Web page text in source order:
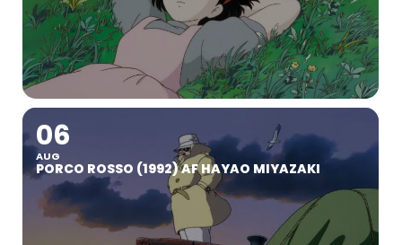
06
AUG
PORCO ROSSO (1992) AF HAYAO MIYAZAKI